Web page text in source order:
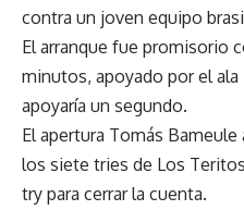
contra un joven equipo
El arranque fue promisorio
minutos, apoyado por el
apoyaría un segundo.
El apertura Tomás
los siete tries de Los
try para cerrar la cuenta.